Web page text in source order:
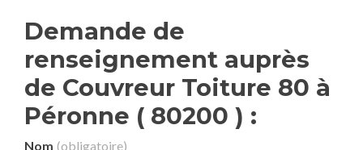
Demande de
renseignement auprès
de Couvreur Toiture 80 à
Péronne ( 80200 ) :
Nom (obligatoire)